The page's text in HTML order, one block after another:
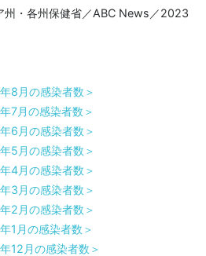
州・各州保健省／ABC News／2023
8月の感染者数＞
7月の感染者数＞
6月の感染者数＞
5月の感染者数＞
4月の感染者数＞
3月の感染者数＞
2月の感染者数＞
1月の感染者数＞
12月の感染者数＞